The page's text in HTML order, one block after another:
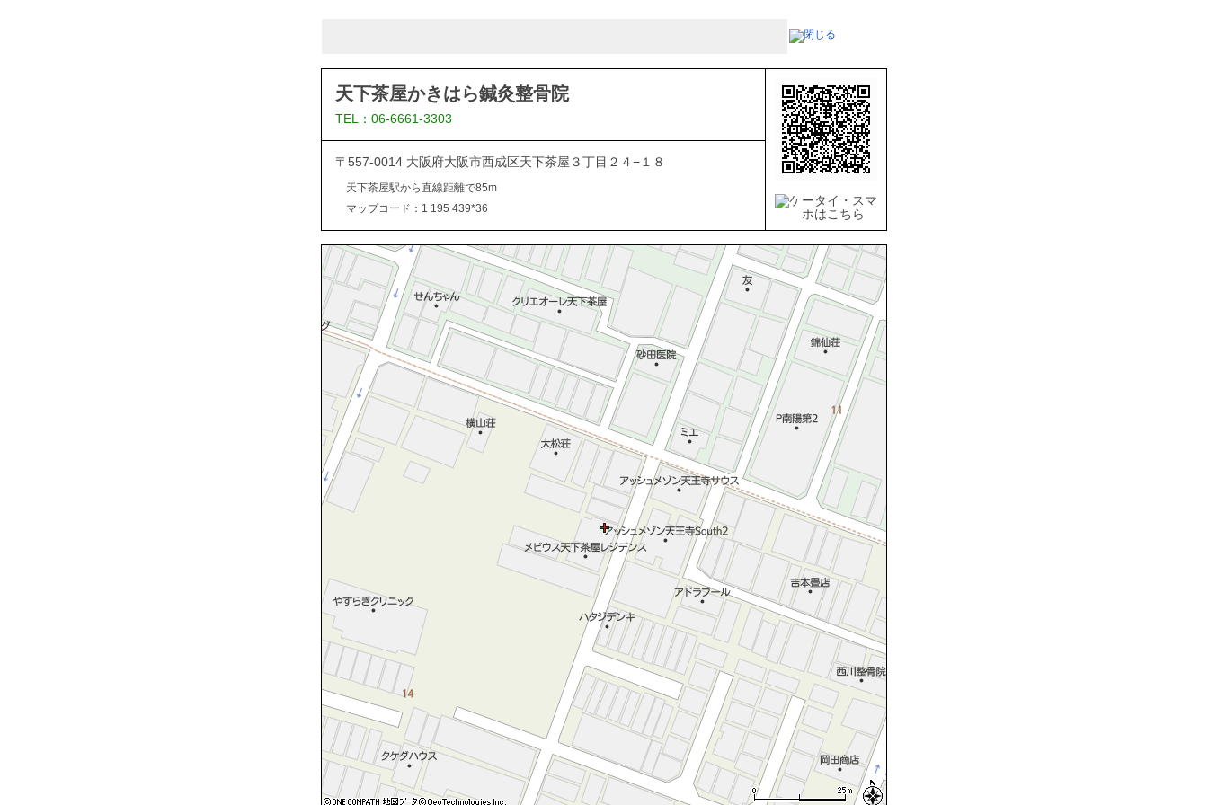
天下茶屋かきはら鍼灸整骨院
TEL：06-6661-3303
〒557-0014 大阪府大阪市西成区天下茶屋３丁目２４−１８
天下茶屋駅から直線距離で85m
マップコード：1 195 439*36